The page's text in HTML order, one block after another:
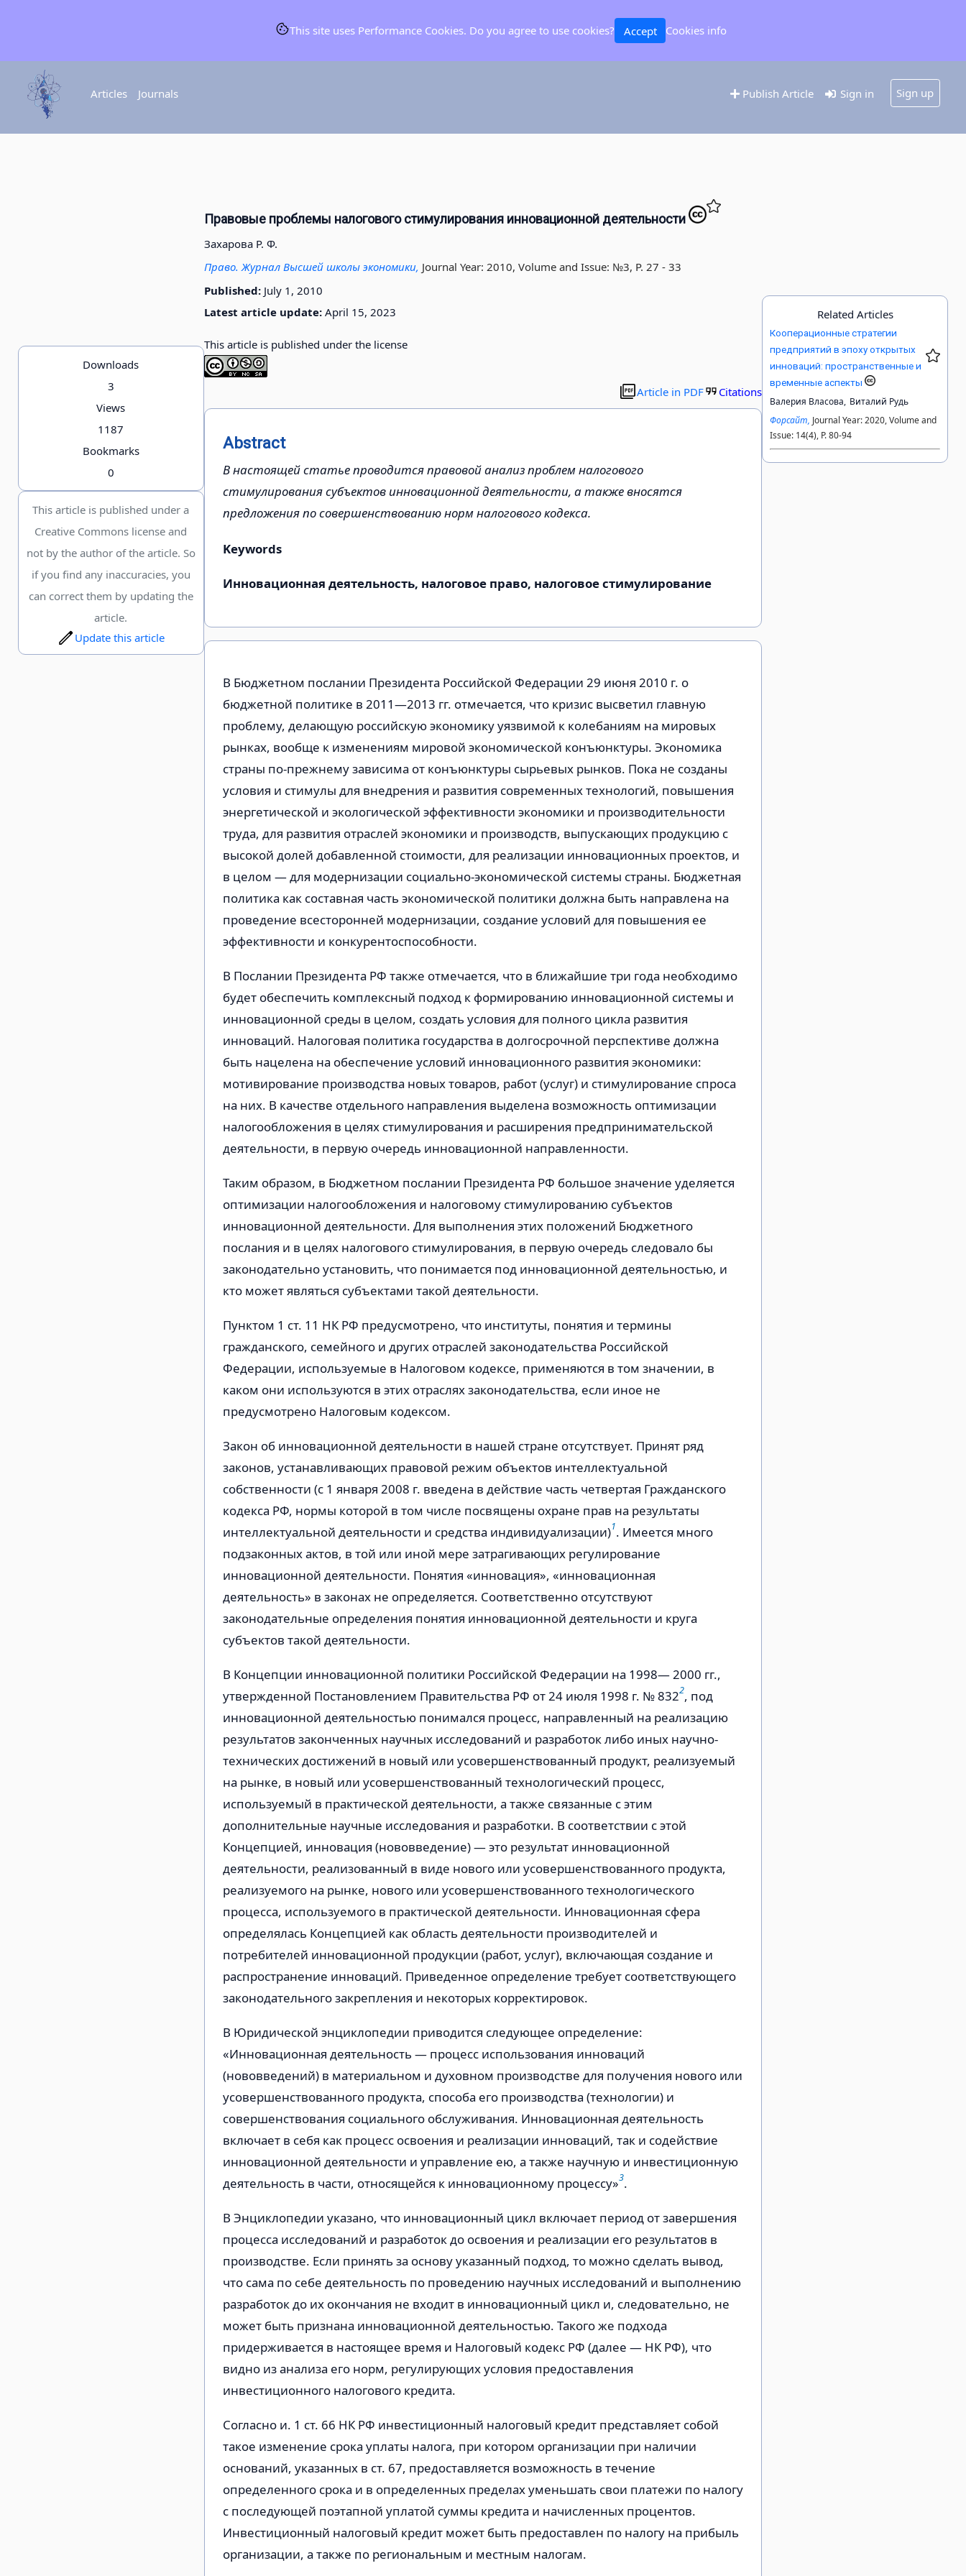
Articles Journals Publish Article Sign in Sign up
Downloads
3
Views
1187
Bookmarks
0
This article is published under a
Creative Commons license and
not by the author of the article. So
if you find any inaccuracies, you
can correct them by updating the
article.
Update this article
Правовые проблемы налогового стимулирования инновационной деятельности
Захарова Р. Ф.
Право. Журнал Высшей школы экономики, Journal Year: 2010, Volume and Issue: №3, P. 27 - 33
Published:July 1, 2010
Latest article update:April 15, 2023
This article is published under the license
Article in PDF Citations
Abstract
В настоящей статье проводится правовой анализ проблем налогового
стимулирования субъектов инновационной деятельности, а также вносятся
предложения по совершенствованию норм налогового кодекса.
Keywords
Инновационная деятельность, налоговое право, налоговое стимулирование
В Бюджетном послании Президента Российской Федерации 29 июня 2010 г. о
бюджетной политике в 2011—2013 гг. отмечается, что кризис высветил главную
проблему, делающую российскую экономику уязвимой к колебаниям на мировых
рынках, вообще к изменениям мировой экономической конъюнктуры. Экономика
страны по-прежнему зависима от конъюнктуры сырьевых рынков. Пока не созданы
условия и стимулы для внедрения и развития современных технологий, повышения
энергетической и экологической эффективности экономики и производительности
труда, для развития отраслей экономики и производств, выпускающих продукцию с
высокой долей добавленной стоимости, для реализации инновационных проектов, и
в целом — для модернизации социально-экономической системы страны. Бюджетная
политика как составная часть экономической политики должна быть направлена на
проведение всесторонней модернизации, создание условий для повышения ее
эффективности и конкурентоспособности.
В Послании Президента РФ также отмечается, что в ближайшие три года необходимо
будет обеспечить комплексный подход к формированию инновационной системы и
инновационной среды в целом, создать условия для полного цикла развития
инноваций. Налоговая политика государства в долгосрочной перспективе должна
быть нацелена на обеспечение условий инновационного развития экономики:
мотивирование производства новых товаров, работ (услуг) и стимулирование спроса
на них. В качестве отдельного направления выделена возможность оптимизации
налогообложения в целях стимулирования и расширения предпринимательской
деятельности, в первую очередь инновационной направленности.
Таким образом, в Бюджетном послании Президента РФ большое значение уделяется
оптимизации налогообложения и налоговому стимулированию субъектов
инновационной деятельности. Для выполнения этих положений Бюджетного
послания и в целях налогового стимулирования, в первую очередь следовало бы
законодательно установить, что понимается под инновационной деятельностью, и
кто может являться субъектами такой деятельности.
Пунктом 1 ст. 11 НК РФ предусмотрено, что институты, понятия и термины
гражданского, семейного и других отраслей законодательства Российской
Федерации, используемые в Налоговом кодексе, применяются в том значении, в
каком они используются в этих отраслях законодательства, если иное не
предусмотрено Налоговым кодексом.
Закон об инновационной деятельности в нашей стране отсутствует. Принят ряд
законов, устанавливающих правовой режим объектов интеллектуальной
собственности (с 1 января 2008 г. введена в действие часть четвертая Гражданского
кодекса РФ, нормы которой в том числе посвящены охране прав на результаты
интеллектуальной деятельности и средства индивидуализации)1. Имеется много
подзаконных актов, в той или иной мере затрагивающих регулирование
инновационной деятельности. Понятия «инновация», «инновационная
деятельность» в законах не определяется. Соответственно отсутствуют
законодательные определения понятия инновационной деятельности и круга
субъектов такой деятельности.
В Концепции инновационной политики Российской Федерации на 1998— 2000 гг.,
утвержденной Постановлением Правительства РФ от 24 июля 1998 г. № 8322, под
инновационной деятельностью понимался процесс, направленный на реализацию
результатов законченных научных исследований и разработок либо иных научно-
технических достижений в новый или усовершенствованный продукт, реализуемый
на рынке, в новый или усовершенствованный технологический процесс,
используемый в практической деятельности, а также связанные с этим
дополнительные научные исследования и разработки. В соответствии с этой
Концепцией, инновация (нововведение) — это результат инновационной
деятельности, реализованный в виде нового или усовершенствованного продукта,
реализуемого на рынке, нового или усовершенствованного технологического
процесса, используемого в практической деятельности. Инновационная сфера
определялась Концепцией как область деятельности производителей и
потребителей инновационной продукции (работ, услуг), включающая создание и
распространение инноваций. Приведенное определение требует соответствующего
законодательного закрепления и некоторых корректировок.
В Юридической энциклопедии приводится следующее определение:
«Инновационная деятельность — процесс использования инноваций
(нововведений) в материальном и духовном производстве для получения нового или
усовершенствованного продукта, способа его производства (технологии) и
совершенствования социального обслуживания. Инновационная деятельность
включает в себя как процесс освоения и реализации инноваций, так и содействие
инновационной деятельности и управление ею, а также научную и инвестиционную
деятельность в части, относящейся к инновационному процессу»3.
В Энциклопедии указано, что инновационный цикл включает период от завершения
процесса исследований и разработок до освоения и реализации его результатов в
производстве. Если принять за основу указанный подход, то можно сделать вывод,
что сама по себе деятельность по проведению научных исследований и выполнению
разработок до их окончания не входит в инновационный цикл и, следовательно, не
может быть признана инновационной деятельностью. Такого же подхода
придерживается в настоящее время и Налоговый кодекс РФ (далее — НК РФ), что
видно из анализа его норм, регулирующих условия предоставления
инвестиционного налогового кредита.
Согласно и. 1 ст. 66 НК РФ инвестиционный налоговый кредит представляет собой
такое изменение срока уплаты налога, при котором организации при наличии
оснований, указанных в ст. 67, предоставляется возможность в течение
определенного срока и в определенных пределах уменьшать свои платежи по налогу
с последующей поэтапной уплатой суммы кредита и начисленных процентов.
Инвестиционный налоговый кредит может быть предоставлен по налогу на прибыль
организации, а также по региональным и местным налогам.
Related Articles
Кооперационные стратегии
предприятий в эпоху открытых
инноваций: пространственные и
временные аспекты
Валерия Власова, Виталий Рудь
Форсайт, Journal Year: 2020, Volume and
Issue: 14(4), P. 80-94
This site uses Performance Cookies. Do you agree to use cookies? Accept Cookies info